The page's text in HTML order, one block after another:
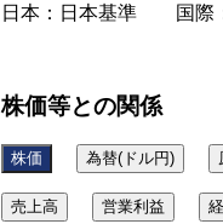
日本：日本基準 国際：
株価等との関係
株価 為替(ドル円)
売上高 営業利益